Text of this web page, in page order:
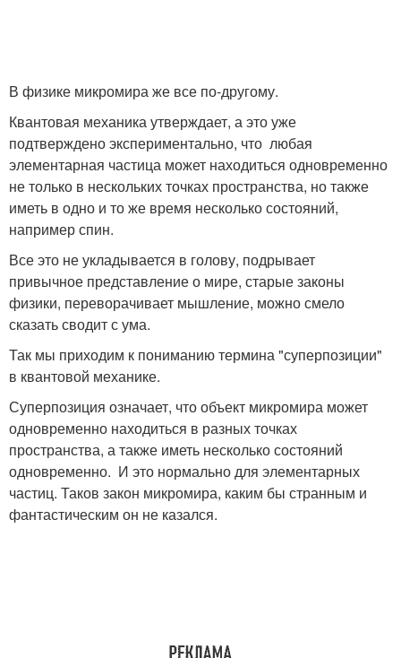
В физике микромира же все по-другому.
Квантовая механика утверждает, а это уже
подтверждено экспериментально, что любая
элементарная частица может находиться одновременно
не только в нескольких точках пространства, но также
иметь в одно и то же время несколько состояний,
например спин.
Все это не укладывается в голову, подрывает
привычное представление о мире, старые законы
физики, переворачивает мышление, можно смело
сказать сводит с ума.
Так мы приходим к пониманию термина "суперпозиции"
в квантовой механике.
Суперпозиция означает, что объект микромира может
одновременно находиться в разных точках
пространства, а также иметь несколько состояний
одновременно. И это нормально для элементарных
частиц. Таков закон микромира, каким бы странным и
фантастическим он не казался.